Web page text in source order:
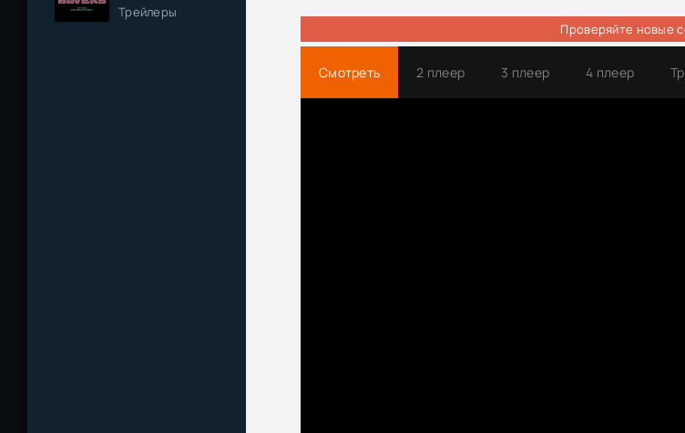
Трейлеры
Проверяйте новые
Смотреть 2 плеер 3 плеер 4 плеер